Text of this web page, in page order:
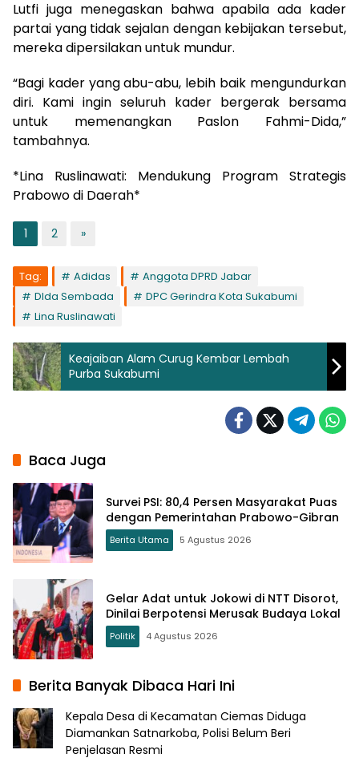
Lutfi juga menegaskan bahwa apabila ada kader
partai yang tidak sejalan dengan kebijakan tersebut,
mereka dipersilakan untuk mundur.
“Bagi kader yang abu-abu, lebih baik mengundurkan
diri. Kami ingin seluruh kader bergerak bersama
untuk memenangkan Paslon Fahmi-Dida,”
tambahnya.
*Lina Ruslinawati: Mendukung Program Strategis
Prabowo di Daerah*
1 2 »
Tag: Adidas
Anggota DPRD Jabar
DIda Sembada
DPC Gerindra Kota Sukabumi
Lina Ruslinawati
Keajaiban Alam Curug Kembar Lembah
Purba Sukabumi
Baca Juga
Survei PSI: 80,4 Persen Masyarakat Puas
dengan Pemerintahan Prabowo-Gibran
Berita Utama 5 Agustus 2026
Gelar Adat untuk Jokowi di NTT Disorot,
Dinilai Berpotensi Merusak Budaya Lokal
Politik 4 Agustus 2026
Berita Banyak Dibaca Hari Ini
Kepala Desa di Kecamatan Ciemas Diduga
Diamankan Satnarkoba, Polisi Belum Beri
Penjelasan Resmi